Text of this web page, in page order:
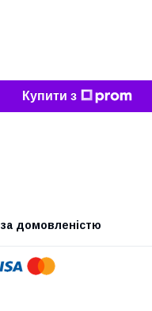
Купити з
за домовленістю